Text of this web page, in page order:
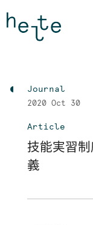
Journal
2020 Oct 30
Article
技能実習
義